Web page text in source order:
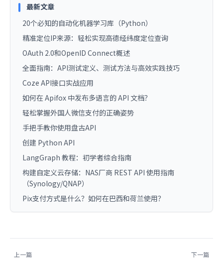
最新文章
20个必知的自动化机器学习库（Python）
精准定位IP来源：轻松实现高德经纬度定位查询
OAuth 2.0和OpenID Connect概述
全面指南：API测试定义、测试方法与高效实践技巧
Coze API接口实战应用
如何在 Apifox 中发布多语言的 API 文档？
轻松掌握外国人微信支付的正确姿势
手把手教你使用盘古API
创建 Python API
LangGraph 教程：初学者综合指南
构建自定义云存储：NAS厂商 REST API 使用指南
（Synology/QNAP）
Pix支付方式是什么？如何在巴西和荷兰使用？
上一篇 下一篇